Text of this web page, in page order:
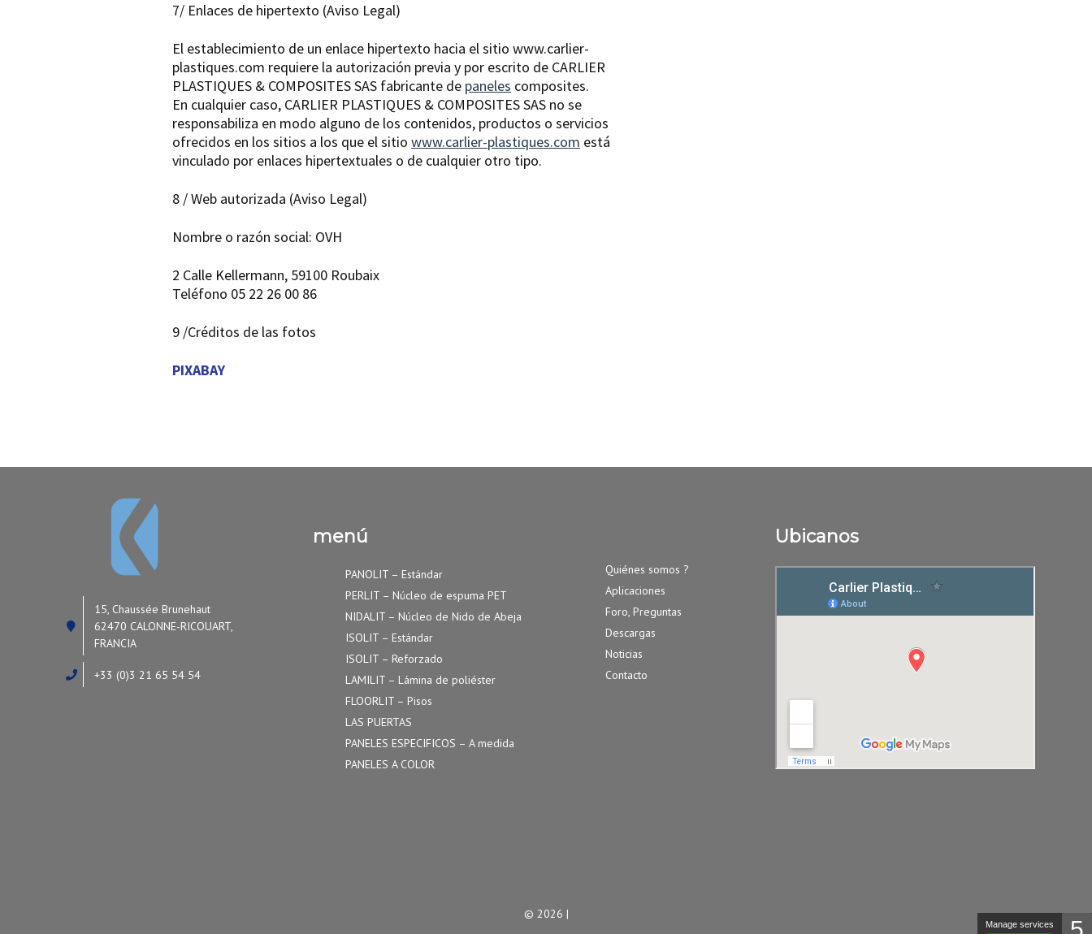
7/ Enlaces de hipertexto (Aviso Legal)
El establecimiento de un enlace hipertexto hacia el sitio www.carlier-
plastiques.com requiere la autorización previa y por escrito de CARLIER
PLASTIQUES & COMPOSITES SAS fabricante de paneles composites.
En cualquier caso, CARLIER PLASTIQUES & COMPOSITES SAS no se
responsabiliza en modo alguno de los contenidos, productos o servicios
ofrecidos en los sitios a los que el sitio www.carlier-plastiques.com está
vinculado por enlaces hipertextuales o de cualquier otro tipo.
8 / Web autorizada (Aviso Legal)
Nombre o razón social: OVH
2 Calle Kellermann, 59100 Roubaix
Teléfono 05 22 26 00 86
9 /Créditos de las fotos
PIXABAY
15, Chaussée Brunehaut
62470 CALONNE-RICOUART,
FRANCIA
+33 (0)3 21 65 54 54
menú
PANOLIT – Estándar
PERLIT – Núcleo de espuma PET
NIDALIT – Núcleo de Nido de Abeja
ISOLIT – Estándar
ISOLIT – Reforzado
LAMILIT – Lámina de poliéster
FLOORLIT – Pisos
LAS PUERTAS
PANELES ESPECIFICOS – A medida
PANELES A COLOR
Quiénes somos ?
Aplicaciones
Foro, Preguntas
Descargas
Noticias
Contacto
Ubicanos
© 2026 |
Manage services